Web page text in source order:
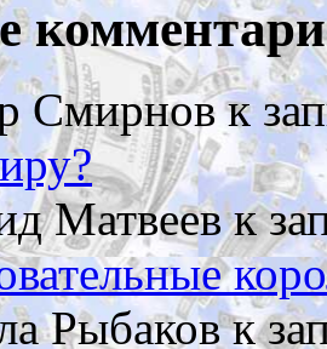
Смирновк
Матвеевк
Рыбаковк